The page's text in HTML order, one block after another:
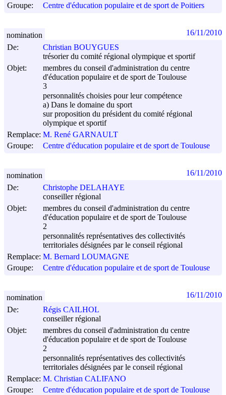
Groupe:
Centre d'éducation populaire et de sport de Poitiers
De:
Christian BOUYGUES
trésorier du comité régional olympique et sportif
Objet:
membres du conseil d'administration du centre
d'éducation populaire et de sport de Toulouse
3
personnalités choisies pour leur compétence
a) Dans le domaine du sport
sur proposition du président du comité régional
olympique et sportif
Remplace: M. René GARNAULT
Groupe:
Centre d'éducation populaire et de sport de Toulouse
nomination 16/11/2010
De:
Christophe DELAHAYE
conseiller régional
Objet:
membres du conseil d'administration du centre
d'éducation populaire et de sport de Toulouse
2
personnalités représentatives des collectivités
territoriales désignées par le conseil régional
Remplace: M. Bernard LOUMAGNE
Groupe:
Centre d'éducation populaire et de sport de Toulouse
nomination 16/11/2010
De:
Régis CAILHOL
conseiller régional
Objet:
membres du conseil d'administration du centre
d'éducation populaire et de sport de Toulouse
2
personnalités représentatives des collectivités
territoriales désignées par le conseil régional
Remplace: M. Christian CALIFANO
Groupe:
Centre d'éducation populaire et de sport de Toulouse
nomination 16/11/2010